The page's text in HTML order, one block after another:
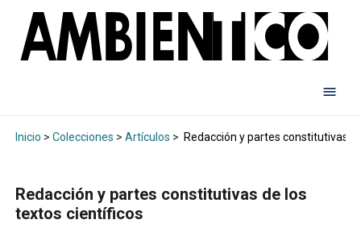
Inicio > Colecciones > Artículos > Redacción y partes constitutivas
Redacción y partes constitutivas de los
textos científicos